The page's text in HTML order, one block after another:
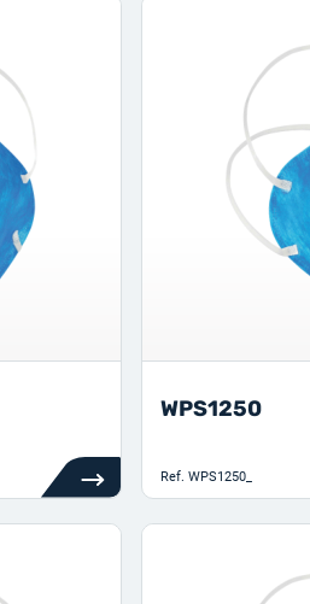
WPS1250
Ref. WPS1250_